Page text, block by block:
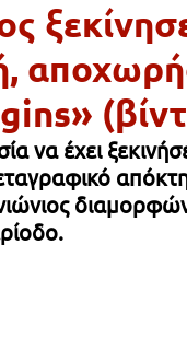
& ΔΡΟΜΟΙ
να έχει